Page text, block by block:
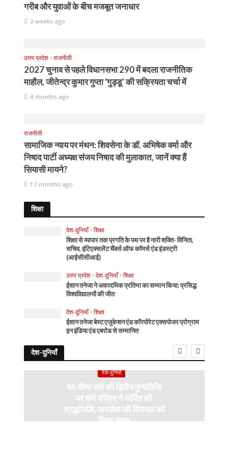
गरीब और युवाओं के बीच मजबूत जनाधार
2 weeks ago
उत्तर प्रदेश • राजनीती
2027 चुनाव से पहले विधानसभा 290 में बदला राजनीतिक
माहौल, जीतेन्द्र कुमार गुप्ता ‘गुड्डू’ की सक्रियता चर्चा में
4 months ago
राजनीती
सामाजिक न्याय पर मंथन: शिवसेना के डॉ. अभिषेक वर्मा और
निषाद पार्टी अध्यक्ष संजय निषाद की मुलाकात, जानें क्या हैं
सियासी मायने?
12 months ago
शिक्षा
देश-दुनियाँ • शिक्षा
शिक्षा से व्यापार तक प्रगति के पथ पर है नारी शक्ति- विनिता,
सचिव, इंटिएक्सलेंट चैंबर्स ऑफ कॉमर्स एंड इंडस्ट्री
(आईसीसीआई)
उत्तर प्रदेश • देश-दुनियाँ • शिक्षा
ईशान तनेजा ने अकादमिक प्रतिभा का सम्मान किया: प्रसिद्ध
विश्वविद्यालयों की जीत
देश-दुनियाँ • शिक्षा
ईशान तनेजा बेस्ट एजुकेशन एंड कॉरपोरेट एक्सपोजर प्रोग्राम
इन इंडिया एंड एबरोड से सम्मानित
देश-दुनियाँ
देश-दुनियाँ
स्व. वीणा वर्मा की द्वितीय पुण्यतिथि
पर वर्मा परिवार ने अर्पित की
श्रद्धांजलि, जनसेवा की विरासत को
किया नमन